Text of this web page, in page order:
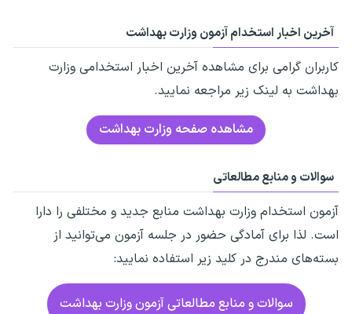
آخرین اخبار استخدام آزمون وزارت بهداشت
کاربران گرامی برای مشاهده آخرین اخبار استخدامی وزارت
بهداشت به لینک زیر مراجعه نمایید.
مشاهده صفحه وزارت بهداشت
سوالات و منابع مطالعاتی
آزمون استخدام وزارت بهداشت منابع جدید و مختلفی را دارا
است. لذا برای آمادگی حضور در جلسه آزمون می‌توانید از
بسته‌های مندرج در کلید زیر استفاده نمایید:
سوالات و منابع مطالعاتی آزمون وزارت بهداشت